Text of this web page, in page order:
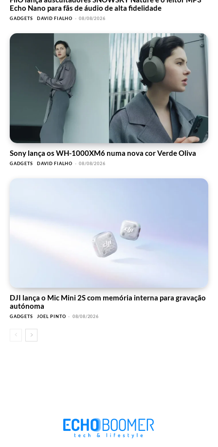
Echo Nano para fãs de áudio de alta fidelidade
GADGETS DAVID FIALHO - 08/08/2026
Sony lança os WH-1000XM6 numa nova cor Verde Oliva
GADGETS DAVID FIALHO - 08/08/2026
DJI lança o Mic Mini 2S com memória interna para gravação
autónoma
GADGETS JOEL PINTO - 08/08/2026